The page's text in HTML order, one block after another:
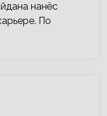
нанёс
По